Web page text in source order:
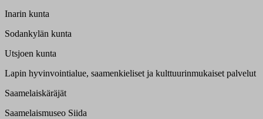
Inarin kunta
Sodankylän kunta
Utsjoen kunta
Lapin hyvinvointialue, saamenkieliset ja kulttuurinmukaiset palvelut
Saamelaiskäräjät
Saamelaismuseo Siida